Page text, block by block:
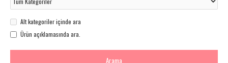
Alt kategoriler içinde ara
Ürün açıklamasında ara.
Arama